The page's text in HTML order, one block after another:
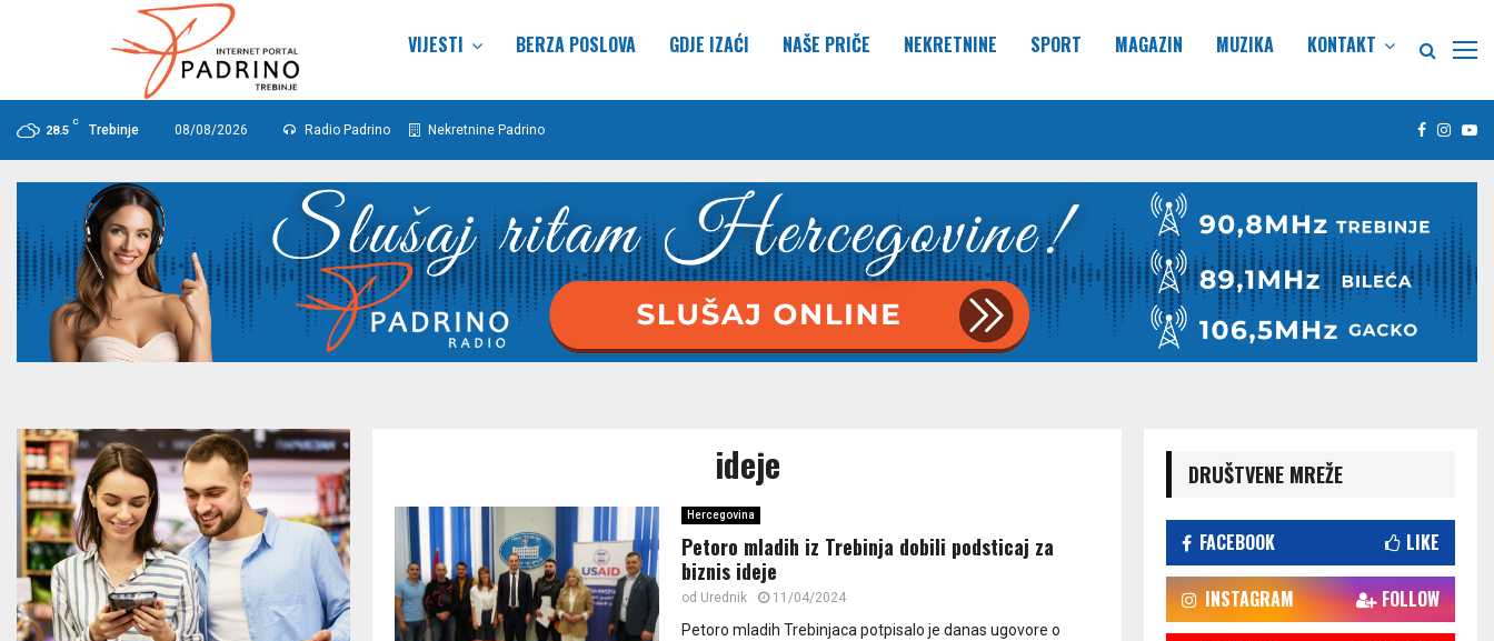
VIJESTI BERZA POSLOVA GDJE IZAĆI NAŠE PRIČE NEKRETNINE SPORT MAGAZIN MUZIKA KONTAKT
28.5
C
Trebinje 08/08/2026 Radio Padrino Nekretnine Padrino Facebook
ideje
Hercegovina
Petoro mladih iz Trebinja dobili podsticaj za
biznis ideje
od Urednik 11/04/2024
Petoro mladih Trebinjaca potpisalo je danas ugovore o
DRUŠTVENE MREŽE
FACEBOOK LIKE
INSTAGRAM FOLLOW